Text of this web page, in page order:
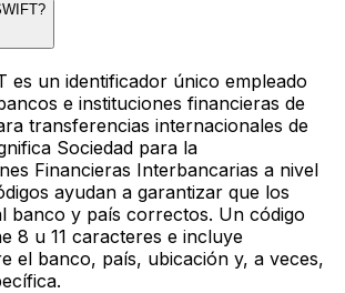
es un identificador único empleado
e instituciones financieras de
transferencias internacionales de
Sociedad para la
Financieras Interbancarias a nivel
ayudan a garantizar que los
banco y país correctos. Un código
8 u 11 caracteres e incluye
el banco, país, ubicación y, a veces,